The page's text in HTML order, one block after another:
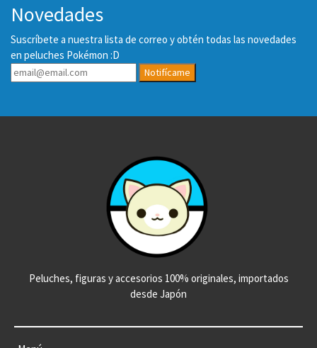
Novedades
Suscríbete a nuestra lista de correo y obtén todas las novedades
en peluches Pokémon :D
Notifícame
Peluches, figuras y accesorios 100% originales, importados
desde Japón